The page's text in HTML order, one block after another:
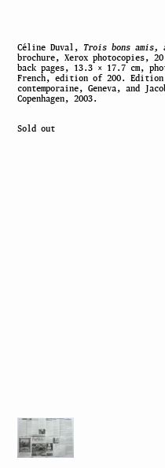
Céline Duval, Trois bons amis,
brochure, Xerox photocopies,
back pages, 13.3 × 17.7 cm,
French, edition of 200.
contemporaine, Geneva, and
Copenhagen, 2003.
Sold out